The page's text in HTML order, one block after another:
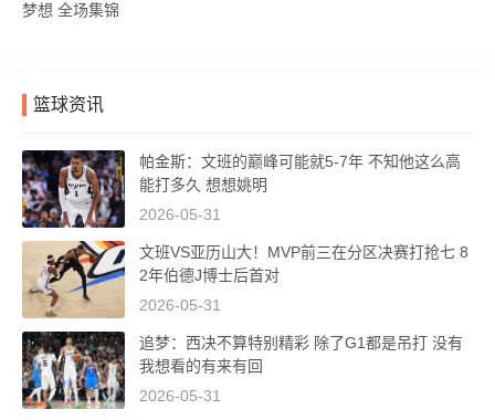
梦想 全场集锦
篮球资讯
帕金斯：文班的巅峰可能就5-7年 不知他这么高
能打多久 想想姚明
2026-05-31
文班VS亚历山大！MVP前三在分区决赛打抢七 8
2年伯德J博士后首对
2026-05-31
追梦：西决不算特别精彩 除了G1都是吊打 没有
我想看的有来有回
2026-05-31